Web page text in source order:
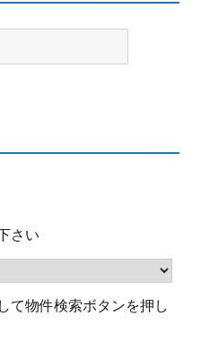
さい
て物件検索ボタンを押し